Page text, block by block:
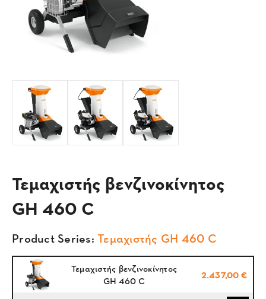
Τεμαχιστής βενζινοκίνητος
GH 460 C
Product Series: Τεμαχιστής GH 460 C
Τεμαχιστής βενζινοκίνητος
GH 460 C
2.437,00 €